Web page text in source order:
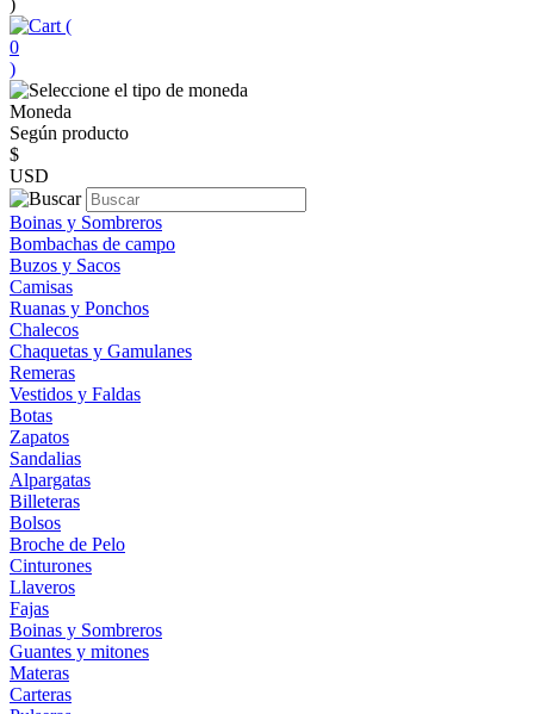
)
(
0
)
Moneda
Según producto
$
USD
Boinas y Sombreros
Bombachas de campo
Buzos y Sacos
Camisas
Ruanas y Ponchos
Chalecos
Chaquetas y Gamulanes
Remeras
Vestidos y Faldas
Botas
Zapatos
Sandalias
Alpargatas
Billeteras
Bolsos
Broche de Pelo
Cinturones
Llaveros
Fajas
Boinas y Sombreros
Guantes y mitones
Materas
Carteras